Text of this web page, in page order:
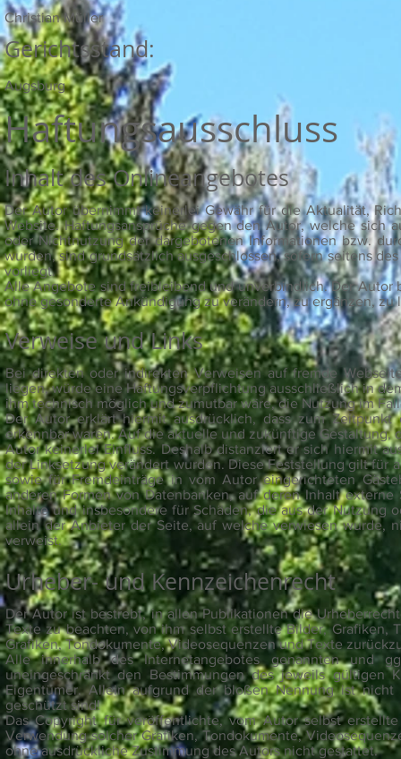
Christian Müller
Gerichtsstand:
Augsburg
Haftungsausschluss
Inhalt des Onlineangebotes
Der Autor übernimmt keinerlei Gewähr für die Aktualität,
Website. Haftungsansprüche gegen den Autor, welche
oder Nichtnutzung der dargebotenen Informationen bzw.
wurden, sind grundsätzlich ausgeschlossen, sofern seitens
vorliegt.
Alle Angebote sind freibleibend und unverbindlich. Der Autor
ohne gesonderte Ankündigung zu verändern, zu ergänzen,
Verweise und Links
Bei direkten oder indirekten Verweisen auf fremde
liegen, würde eine Haftungsverpflichtung ausschließlich in
ihm technisch möglich und zumutbar wäre, die Nutzung im
Der Autor erklärt hiermit ausdrücklich, dass zum
erkennbar waren. Auf die aktuelle und zukünftige
Autor keinerlei Einfluss. Deshalb distanziert er sich hiermit
der Linksetzung verändert wurden. Diese Feststellung gilt für
sowie für Fremdeinträge in vom Autor eingerichteten
anderen Formen von Datenbanken, auf deren Inhalt
Inhalte und insbesondere für Schäden, die aus der Nutzung
allein der Anbieter der Seite, auf welche verwiesen wurde,
verweist.
Urheber- und Kennzeichenrecht
Der Autor ist bestrebt, in allen Publikationen die
Texte zu beachten, von ihm selbst erstellte Bilder,
Grafiken, Tondokumente, Videosequenzen und Texte
Alle innerhalb des Internetangebotes genannten und
uneingeschränkt den Bestimmungen des jeweils gültigen
Eigentümer. Allein aufgrund der bloßen Nennung ist
geschützt sind!
Das Copyright für veröffentlichte, vom Autor selbst
Verwendung solcher Grafiken, Tondokumente,
ohne ausdrückliche Zustimmung des Autors nicht gestattet.